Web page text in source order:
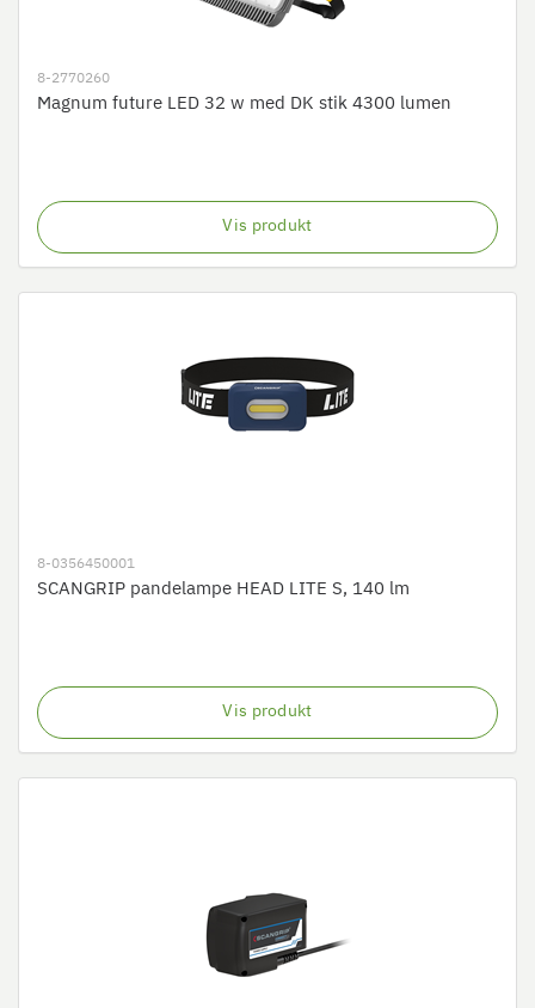
8-2770260
Magnum future LED 32 w med DK stik 4300 lumen
Vis produkt
8-0356450001
SCANGRIP pandelampe HEAD LITE S, 140 lm
Vis produkt